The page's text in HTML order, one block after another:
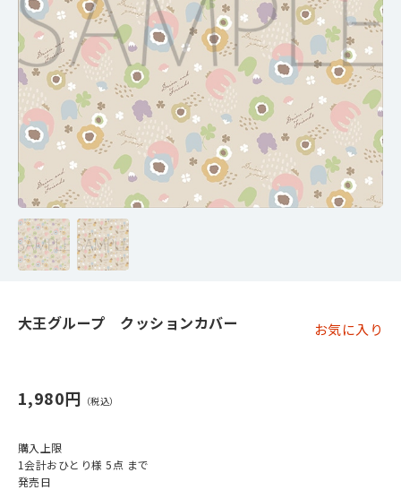
大王グループ クッションカバー お気に入り
1,980円
購入上限
1会計おひとり様 5点 まで
発売日